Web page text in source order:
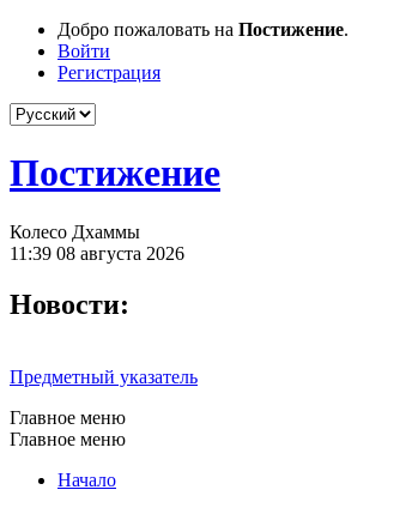
Добро пожаловать на Постижение.
Войти
Регистрация
Постижение
Колесо Дхаммы
11:39 08 августа 2026
Новости:
Предметный указатель
Главное меню
Главное меню
Начало